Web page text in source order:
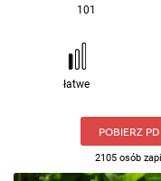
101
łatwe
POBIERZ
2105 osób